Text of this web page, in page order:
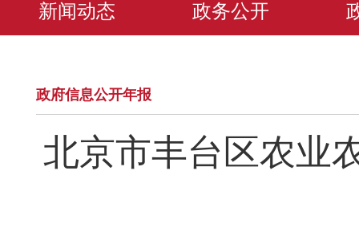
新闻动态 政务公开
政府信息公开年报
北京市丰台区农业